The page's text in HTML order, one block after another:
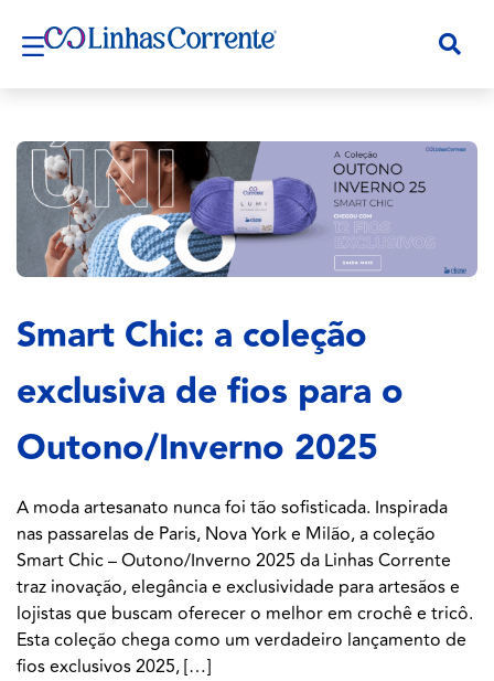
Smart Chic: a coleção
exclusiva de fios para o
Outono/Inverno 2025
A moda artesanato nunca foi tão sofisticada. Inspirada
nas passarelas de Paris, Nova York e Milão, a coleção
Smart Chic – Outono/Inverno 2025 da Linhas Corrente
traz inovação, elegância e exclusividade para artesãos e
lojistas que buscam oferecer o melhor em crochê e tricô.
Esta coleção chega como um verdadeiro lançamento de
fios exclusivos 2025, […]